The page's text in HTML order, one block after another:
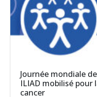
Journée mondiale
ILIAD mobilisé pour
cancer